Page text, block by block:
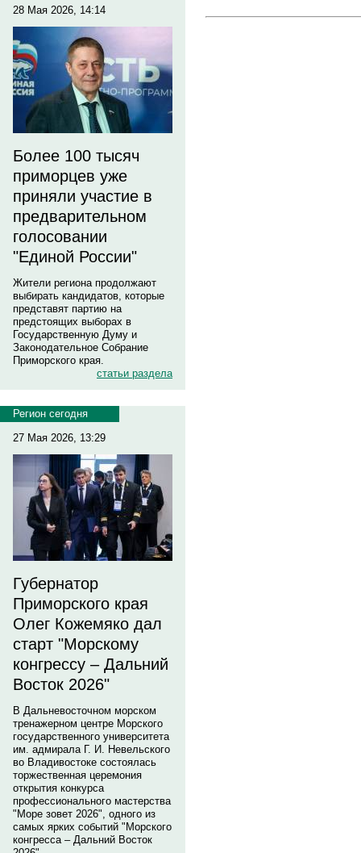
28 Мая 2026, 14:14
Более 100 тысяч
приморцев уже
приняли участие в
предварительном
голосовании
"Единой России"
Жители региона продолжают
выбирать кандидатов, которые
представят партию на
предстоящих выборах в
Государственную Думу и
Законодательное Собрание
Приморского края.
статьи раздела
Регион сегодня
27 Мая 2026, 13:29
Губернатор
Приморского края
Олег Кожемяко дал
старт "Морскому
конгрессу – Дальний
Восток 2026"
В Дальневосточном морском
тренажерном центре Морского
государственного университета
им. адмирала Г. И. Невельского
во Владивостоке состоялась
торжественная церемония
открытия конкурса
профессионального мастерства
"Море зовет 2026", одного из
самых ярких событий "Морского
конгресса – Дальний Восток